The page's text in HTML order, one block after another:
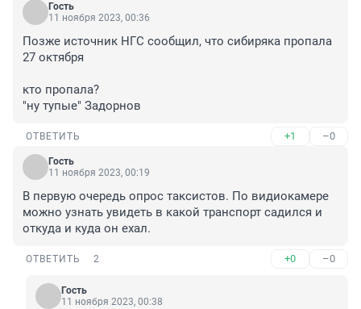
Гость
11 ноября 2023, 00:36
Позже источник НГС сообщил, что сибиряка пропала
27 октября
кто пропала?
"ну тупые" Задорнов
ОТВЕТИТЬ +1 –0
Гость
11 ноября 2023, 00:19
В первую очередь опрос таксистов. По видиокамере
можно узнать увидеть в какой транспорт садился и
откуда и куда он ехал.
ОТВЕТИТЬ 2 +0 –0
Гость
11 ноября 2023, 00:38